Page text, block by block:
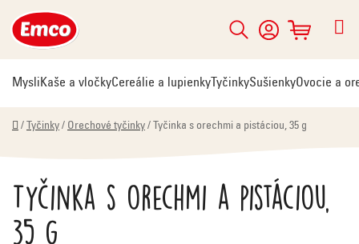
na
obsah
Hľadať
NÁKUPNÝ
KOŠÍK
MysliKaše a vločkyCereálie a lupienky TyčinkySušienkyOvocie a
Domov
/ Tyčinky / Orechové tyčinky / Tyčinka s orechmi a pistáciou, 35 g
Tyčinka s orechmi a pistáciou,
35 g